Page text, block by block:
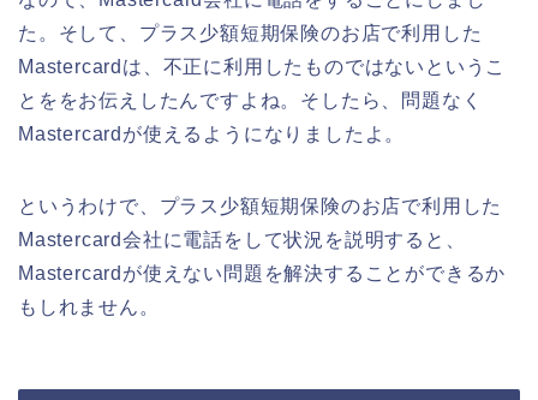
た。そして、プラス少額短期保険のお店で利用した
Mastercardは、不正に利用したものではないというこ
とををお伝えしたんですよね。そしたら、問題なく
Mastercardが使えるようになりましたよ。
というわけで、プラス少額短期保険のお店で利用した
Mastercard会社に電話をして状況を説明すると、
Mastercardが使えない問題を解決することができるか
もしれません。